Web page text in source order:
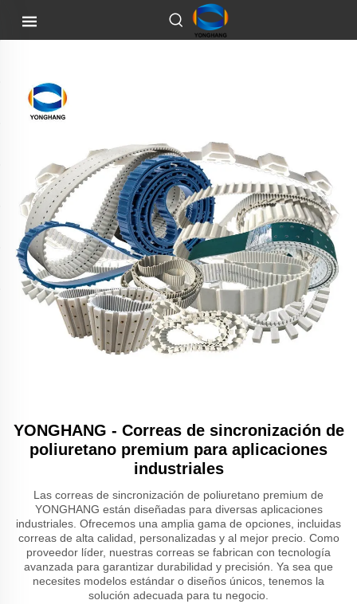
YONGHANG - Correas de sincronización de
poliuretano premium para aplicaciones
industriales
Las correas de sincronización de poliuretano premium de
YONGHANG están diseñadas para diversas aplicaciones
industriales. Ofrecemos una amplia gama de opciones, incluidas
correas de alta calidad, personalizadas y al mejor precio. Como
proveedor líder, nuestras correas se fabrican con tecnología
avanzada para garantizar durabilidad y precisión. Ya sea que
necesites modelos estándar o diseños únicos, tenemos la
solución adecuada para tu negocio.